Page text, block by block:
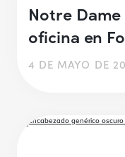
Notre
oficina en
4 DE MAYO DE